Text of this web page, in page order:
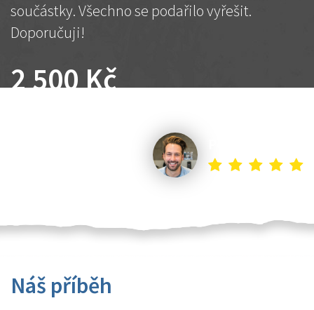
součástky. Všechno se podařilo vyřešit.
Doporučuji!
2 500 Kč
Náš příběh